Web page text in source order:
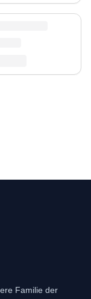
Familie der